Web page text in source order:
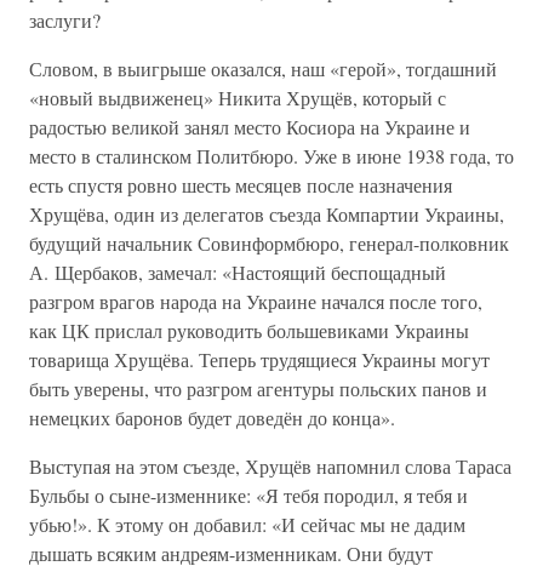
заслуги?
Словом, в выигрыше оказался, наш «герой», тогдашний
«новый выдвиженец» Никита Хрущёв, который с
радостью великой занял место Косиора на Украине и
место в сталинском Политбюро. Уже в июне 1938 года, то
есть спустя ровно шесть месяцев после назначения
Хрущёва, один из делегатов съезда Компартии Украины,
будущий начальник Совинформбюро, генерал-полковник
А. Щербаков, замечал: «Настоящий беспощадный
разгром врагов народа на Украине начался после того,
как ЦК прислал руководить большевиками Украины
товарища Хрущёва. Теперь трудящиеся Украины могут
быть уверены, что разгром агентуры польских панов и
немецких баронов будет доведён до конца».
Выступая на этом съезде, Хрущёв напомнил слова Тараса
Бульбы о сыне-изменнике: «Я тебя породил, я тебя и
убью!». К этому он добавил: «И сейчас мы не дадим
дышать всяким андреям-изменникам. Они будут